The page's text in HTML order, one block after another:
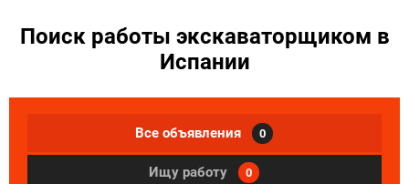
Поиск работы экскаваторщиком в
Испании
Все объявления 0
Ищу работу 0